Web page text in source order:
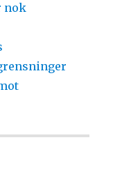
nok